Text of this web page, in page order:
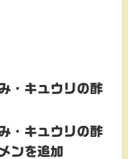
・キュウリの酢
・キュウリの酢
ンを追加